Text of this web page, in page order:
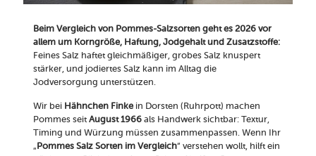
Beim Vergleich von Pommes-Salzsorten geht es 2026 vor
allem um Korngröße, Haftung, Jodgehalt und Zusatzstoffe:
Feines Salz haftet gleichmäßiger, grobes Salz knuspert
stärker, und jodiertes Salz kann im Alltag die
Jodversorgung unterstützen.
Wir bei Hähnchen Finkein Dorsten (Ruhrpott) machen
Pommes seitAugust 1966als Handwerk sichtbar: Textur,
Timing und Würzung müssen zusammenpassen. Wenn Ihr
„Pommes Salz Sorten im Vergleich“ verstehen wollt, hilft ein